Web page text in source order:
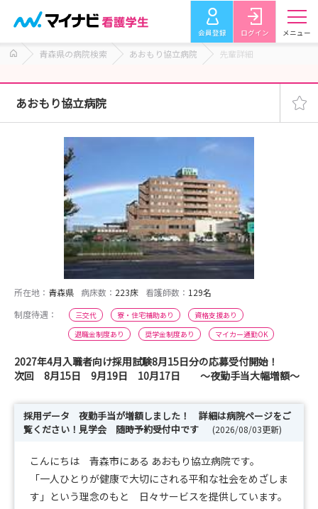
会員登録 ログイン メニュー
青森県の病院検索 あおもり協立病院 先輩詳細
あおもり協立病院
所在地： 青森県 病床数： 223床 看護師数： 129名
制度待遇：
三交代 寮・住宅補助あり
資格支援あり
退職金制度あり
奨学金制度あり マイカー通勤OK
2027年4月入職者向け採用試験8月15日分の応募受付開始！
次回 8月15日 9月19日 10月17日 ～夜勤手当大幅増額～
採用データ 夜勤手当が増額しました！ 詳細は病院ページをご
覧ください！見学会 随時予約受付中です
(2026/08/03更新)
こんにちは 青森市にある あおもり協立病院です。
「一人ひとりが健康で大切にされる平和な社会をめざしま
す」という理念のもと 日々サービスを提供しています。